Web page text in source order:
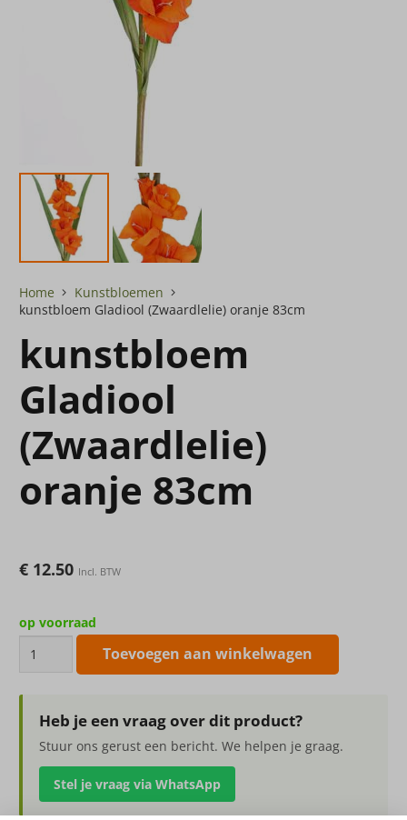
Home
Kunstbloemen
kunstbloem Gladiool (Zwaardlelie) oranje 83cm
kunstbloem
Gladiool
(Zwaardlelie)
oranje 83cm
€ 12.50 Incl. BTW
op voorraad
kunstbloem
(Zwaardlelie)
oranje
83cm
aantal
Toevoegen aan winkelwagen
Heb je een vraag over dit product?
Stuur ons gerust een bericht. We helpen je graag.
Stel je vraag via WhatsApp